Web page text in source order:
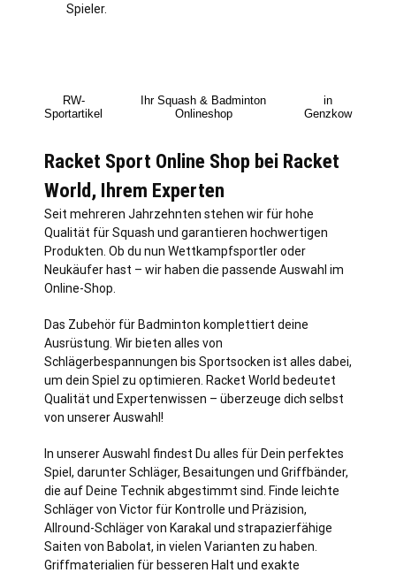
Spieler.
RW-
Sportartikel
Ihr Squash & Badminton
Onlineshop
in
Genzkow
Racket Sport Online Shop bei Racket
World, Ihrem Experten
Seit mehreren Jahrzehnten stehen wir für hohe
Qualität für Squash und garantieren hochwertigen
Produkten. Ob du nun Wettkampfsportler oder
Neukäufer hast – wir haben die passende Auswahl im
Online-Shop.
Das Zubehör für Badminton komplettiert deine
Ausrüstung. Wir bieten alles von
Schlägerbespannungen bis Sportsocken ist alles dabei,
um dein Spiel zu optimieren. Racket World bedeutet
Qualität und Expertenwissen – überzeuge dich selbst
von unserer Auswahl!
In unserer Auswahl findest Du alles für Dein perfektes
Spiel, darunter Schläger, Besaitungen und Griffbänder,
die auf Deine Technik abgestimmt sind. Finde leichte
Schläger von Victor für Kontrolle und Präzision,
Allround-Schläger von Karakal und strapazierfähige
Saiten von Babolat, in vielen Varianten zu haben.
Griffmaterialien für besseren Halt und exakte